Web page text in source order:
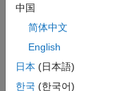
a
result
matrix
the
integr
中国
简体中文
English
日本 (日本語)
한국 (한국어)